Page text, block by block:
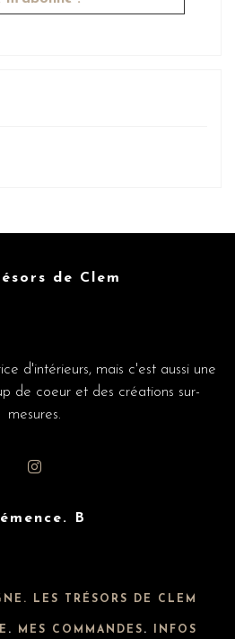
de Clem
d'intérieurs, mais c'est aussi une
de coeur et des créations sur-
mesures.
B
LES TRÉSORS DE CLEM
. MES COMMANDES . INFOS